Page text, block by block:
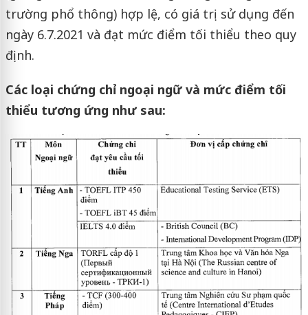
trường phổ thông) hợp lệ, có giá trị sử dụng đến
ngày 6.7.2021 và đạt mức điểm tối thiểu theo quy
định.
Các loại chứng chỉ ngoại ngữ và mức điểm tối
thiểu tương ứng như sau: